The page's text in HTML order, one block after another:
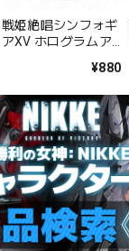
戦姫絶唱シンフォギ
アXV ホログラムア
RACING ver.
¥880